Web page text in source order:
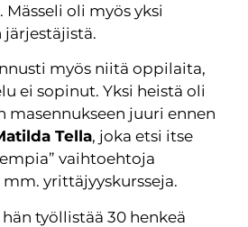
Mässeli oli myös yksi
myös niitä oppilaita,
ei sopinut. Yksi heistä oli
masennukseen juuri ennen
Tella, joka etsi itse
vaihtoehtoja
yrittäjyyskursseja.
työllistää 30 henkeä